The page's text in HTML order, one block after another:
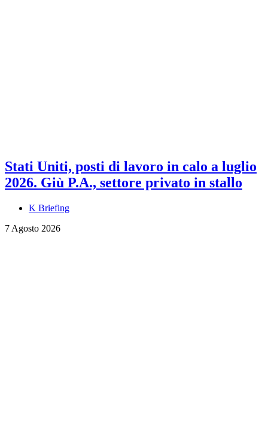
Stati Uniti, posti di lavoro in calo a luglio
2026. Giù P.A., settore privato in stallo
K Briefing
7 Agosto 2026